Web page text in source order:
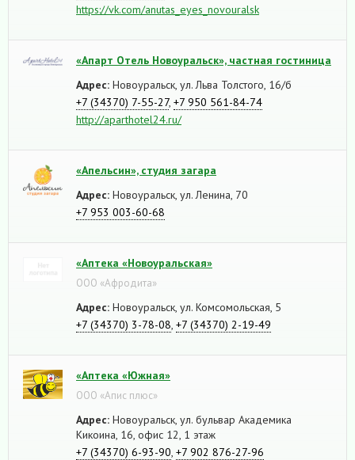
https://vk.com/anutas_eyes_novouralsk
«Апарт Отель Новоуральск», частная гостиница
Адрес: Новоуральск, ул. Льва Толстого, 16/б
+7 (34370) 7-55-27, +7 950 561-84-74
http://aparthotel24.ru/
«Апельсин», студия загара
Адрес: Новоуральск, ул. Ленина, 70
+7 953 003-60-68
«Аптека «Новоуральская»
ООО «Афродита»
Адрес: Новоуральск, ул. Комсомольская, 5
+7 (34370) 3-78-08 +7 (34370) 2-19-49
«Аптека «Южная»
ООО «Апис плюс»
Адрес: Новоуральск, ул. бульвар Академика
Кикоина, 16, офис 12, 1 этаж
+7 (34370) 6-93-90 +7 902 876-27-96